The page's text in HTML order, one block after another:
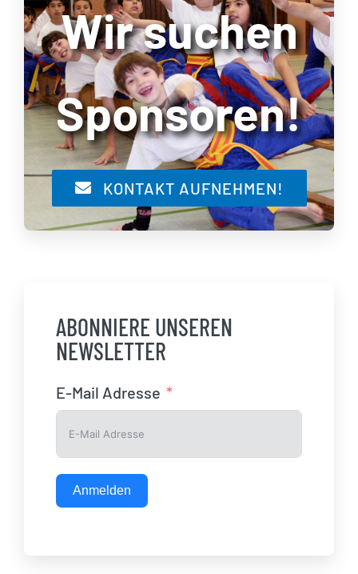
Wir suchen
Sponsoren!
KONTAKT AUFNEHMEN!
ABONNIERE UNSEREN
NEWSLETTER
E-Mail Adresse
Anmelden